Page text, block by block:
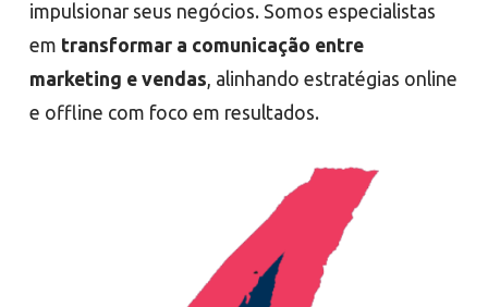
impulsionar seus negócios. Somos especialistas
em transformar a comunicação entre
marketing e vendas, alinhando estratégias online
e offline com foco em resultados.